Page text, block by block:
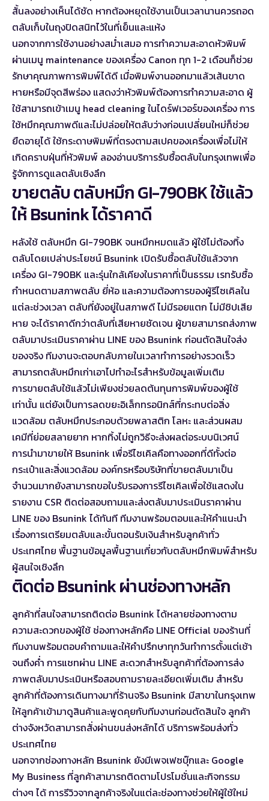
สั้นลงอย่างเห็นได้ชัด หากต้องหยุดใช้งานเป็นเวลานานควรถอด
ตลับเก็บในถุงปิดสนิทไว้ในที่เย็นและแห้ง
นอกจากการใช้งานอย่างสม่ำเสมอ การทำความสะอาดหัวพิมพ์
ผ่านเมนู maintenance ของเครื่อง Canon ทุก 1-2 เดือนก็ช่วย
รักษาคุณภาพการพิมพ์ได้ดี เมื่อพิมพ์งานออกมาแล้วเส้นขาด
หายหรือมีจุดสีพร่อง แสดงว่าหัวพิมพ์ต้องการทำความสะอาด ผู้
ใช้สามารถเข้าเมนู head cleaning ในไดร์ฟเวอร์ของเครื่อง การ
ใช้หมึกคุณภาพดีและไม่ปล่อยให้ตลับว่างก่อนเปลี่ยนใหม่ก็ช่วย
ยืดอายุได้ ใช้กระดาษพิมพ์ที่ตรงตามสเปคของเครื่องเพื่อไม่ให้
เกิดคราบฝุ่นที่หัวพิมพ์ ลองอ่านบริการรับซื้อตลับในกรุงเทพเพื่อ
รู้จักการดูแลตลับเชิงลึก
ขายตลับ ตลับหมึก GI-790BK ใช้แล้ว
ให้ Bsunink ได้ราคาดี
หลังใช้ ตลับหมึก GI-790BK จนหมึกหมดแล้ว ผู้ใช้ไม่ต้องทิ้ง
ตลับโดยเปล่าประโยชน์ Bsunink เปิดรับซื้อตลับใช้แล้วจาก
เครื่อง GI-790BK และรุ่นใกล้เคียงในราคาที่เป็นธรรม เรทรับซื้อ
กำหนดตามสภาพตลับ ยี่ห้อ และความต้องการของผู้รีไซเคิลใน
แต่ละช่วงเวลา ตลับที่ยังอยู่ในสภาพดี ไม่มีรอยแตก ไม่มีชิปเสีย
หาย จะได้ราคาดีกว่าตลับที่เสียหายชัดเจน ผู้ขายสามารถส่งภาพ
ตลับมาประเมินราคาผ่าน LINE ของ Bsunink ก่อนตัดสินใจส่ง
ของจริง ทีมงานจะตอบกลับภายในเวลาทำการอย่างรวดเร็ว
สามารถตลับหมึกเก่าเอาไปทำอะไรสำหรับข้อมูลเพิ่มเติม
การขายตลับใช้แล้วไม่เพียงช่วยลดต้นทุนการพิมพ์ของผู้ใช้
เท่านั้น แต่ยังเป็นการลดขยะอิเล็กทรอนิกส์ที่กระทบต่อสิ่ง
แวดล้อม ตลับหมึกประกอบด้วยพลาสติก โลหะ และส่วนผสม
เคมีที่ย่อยสลายยาก หากทิ้งไม่ถูกวิธีจะส่งผลต่อระบบนิเวศน์
การนำมาขายให้ Bsunink เพื่อรีไซเคิลคือทางออกที่ดีทั้งต่อ
กระเป๋าและสิ่งแวดล้อม องค์กรหรือบริษัทที่ขายตลับมาเป็น
จำนวนมากยังสามารถขอใบรับรองการรีไซเคิลเพื่อใช้แสดงใน
รายงาน CSR ติดต่อสอบถามและส่งตลับมาประเมินราคาผ่าน
LINE ของ Bsunink ได้ทันที ทีมงานพร้อมตอบและให้คำแนะนำ
เรื่องการเตรียมตลับและขั้นตอนรับเงินสำหรับลูกค้าทั่ว
ประเทศไทย พื้นฐานข้อมูลพื้นฐานเกี่ยวกับตลับหมึกพิมพ์สำหรับ
ผู้สนใจเชิงลึก
ติดต่อ Bsunink ผ่านช่องทางหลัก
ลูกค้าที่สนใจสามารถติดต่อ Bsunink ได้หลายช่องทางตาม
ความสะดวกของผู้ใช้ ช่องทางหลักคือ LINE Official ของร้านที่
ทีมงานพร้อมตอบคำถามและให้คำปรึกษาทุกวันทำการตั้งแต่เช้า
จนถึงค่ำ การแชทผ่าน LINE สะดวกสำหรับลูกค้าที่ต้องการส่ง
ภาพตลับมาประเมินหรือสอบถามรายละเอียดเพิ่มเติม สำหรับ
ลูกค้าที่ต้องการเดินทางมาที่ร้านจริง Bsunink มีสาขาในกรุงเทพ
ให้ลูกค้าเข้ามาดูสินค้าและพูดคุยกับทีมงานก่อนตัดสินใจ ลูกค้า
ต่างจังหวัดสามารถสั่งผ่านขนส่งหลักได้ บริการพร้อมส่งทั่ว
ประเทศไทย
นอกจากช่องทางหลัก Bsunink ยังมีเพจเฟซบุ๊กและ Google
My Business ที่ลูกค้าสามารถติดตามโปรโมชั่นและกิจกรรม
ต่างๆ ได้ การรีวิวจากลูกค้าจริงในแต่ละช่องทางช่วยให้ผู้ใช้ใหม่